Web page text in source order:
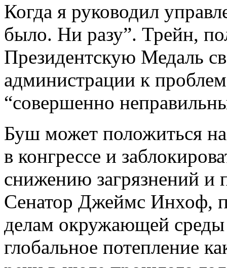
Когда я руководил
было. Ни разу”. Трейн,
Президентскую Медаль
администрации к
“совершенно
Буш может положиться
в конгрессе и
снижению загрязнений и
Сенатор Джеймс Инхоф,
делам окружающей среды
глобальное потепление